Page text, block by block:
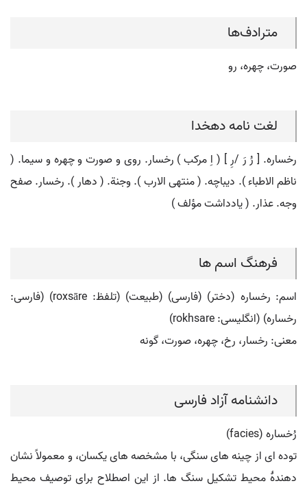
مترادف‌ها
صورت، چهره، رو
لغت نامه دهخدا
رخساره. [ رُ رَ /رِ ] ( اِ مرکب ) رخسار. روی و صورت و چهره و سیما. (
ناظم الاطباء ). دیباچه. ( منتهی الارب ). وجنة. ( دهار ). رخسار. صفح
وجه. عذار. ( یادداشت مؤلف )
فرهنگ اسم ها
اسم: رخساره (دختر) (فارسی) (طبیعت) (تلفظ: roxsāre) (فارسی:
رخساره) (انگلیسی: rokhsare)
معنی: رخسار، رخ، چهره، صورت، گونه
دانشنامه آزاد فارسی
رُخساره (facies)
توده ای از چینه های سنگی، با مشخصه های یکسان، و معمولاً نشان
دهندۀ محیط تشکیل سنگ ها. از این اصطلاح برای توصیف محیط